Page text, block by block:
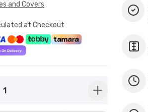
and Covers
at Checkout
1 button-plus